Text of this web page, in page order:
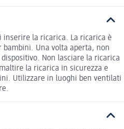
inserire la ricarica. La ricarica è
bambini. Una volta aperta, non
Non lasciare la ricarica
la ricarica in sicurezza e
Utilizzare in luoghi ben ventilati